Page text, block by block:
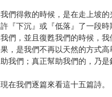
我們得救的時候，是在走上坡
許『下沉』或『低落』了一段
我們，並且復甦我們的時候，
果，是我們不再以天然的方式
助我們；真正幫助我們的，乃是
現在我們逐篇來看這十五篇詩。